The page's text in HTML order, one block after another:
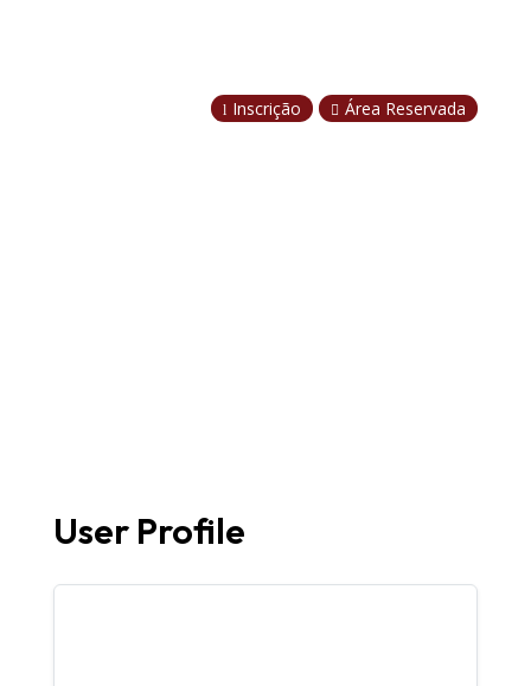
l Inscrição  Área Reservada
User Profile